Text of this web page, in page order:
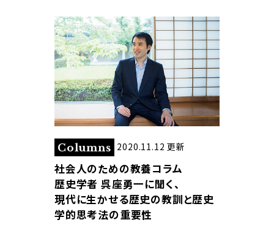
Columns 2020.11.12 更新
社会人のための教養コラム
歴史学者 呉座勇一に聞く、
現代に生かせる歴史の教訓と歴史
学的思考法の重要性